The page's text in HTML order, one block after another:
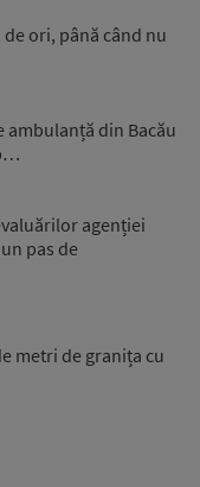
de ori, până când nu
ambulanță din Bacău
agenției
pas de
metri de granița cu